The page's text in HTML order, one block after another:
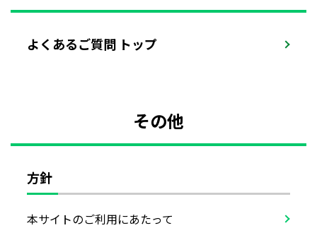
よくあるご質問 トップ
その他
方針
本サイトのご利用にあたって